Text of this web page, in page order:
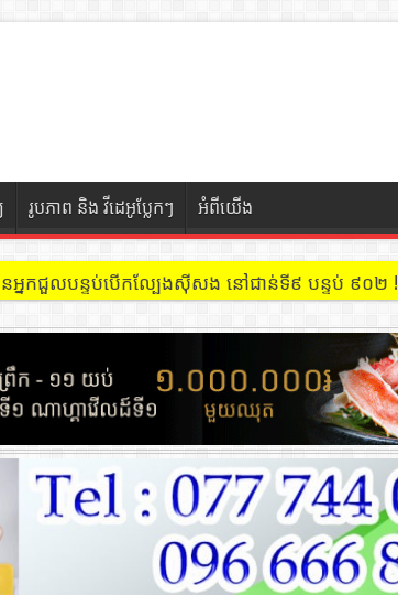
រូបភាព និង វីដេអូប្លែកៗ អំពីយើង
អ្នកជួលបន្ទប់បើកល្បែងសុីសង នៅជាន់ទី៩ បន្ទប់ ៩០២ !